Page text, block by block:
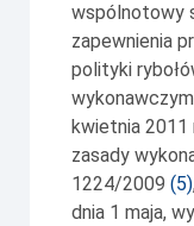
wspólnotowy
zapewnienia
polityki
kwietnia 2011
zasady
1224/2009 (5)
dnia 1 maja,